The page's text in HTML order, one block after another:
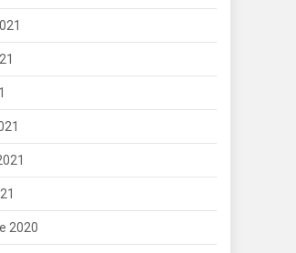
2020